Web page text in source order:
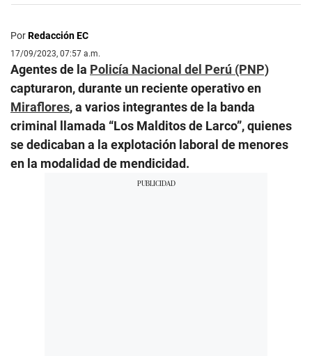
PorRedacción EC
17/09/2023, 07:57 a.m.
Agentes de la Policía Nacional del Perú (PNP)
capturaron, durante un reciente operativo en
Miraflores, a varios integrantes de la banda
criminal llamada “Los Malditos de Larco”, quienes
se dedicaban a la explotación laboral de menores
en la modalidad de mendicidad.